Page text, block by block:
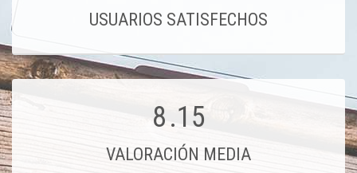
USUARIOS SATISFECHOS
8.15
VALORACIÓN MEDIA